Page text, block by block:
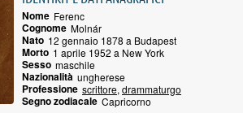
Nome Ferenc
Cognome Molnár
Nato 12 gennaio 1878 a Budapest
Morto 1 aprile 1952 a New York
Sesso maschile
Nazionalità ungherese
Professione scrittore, drammaturgo
Segno zodiacale Capricorno